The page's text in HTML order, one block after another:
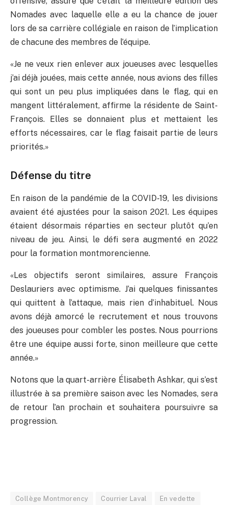
Nomades avec laquelle elle a eu la chance de jouer
lors de sa carrière collégiale en raison de l’implication
de chacune des membres de l’équipe.
«Je ne veux rien enlever aux joueuses avec lesquelles
j’ai déjà jouées, mais cette année, nous avions des filles
qui sont un peu plus impliquées dans le flag, qui en
mangent littéralement, affirme la résidente de Saint-
François. Elles se donnaient plus et mettaient les
efforts nécessaires, car le flag faisait partie de leurs
priorités.»
Défense du titre
En raison de la pandémie de la COVID-19, les divisions
avaient été ajustées pour la saison 2021. Les équipes
étaient désormais réparties en secteur plutôt qu’en
niveau de jeu. Ainsi, le défi sera augmenté en 2022
pour la formation montmorencienne.
«Les objectifs seront similaires, assure François
Deslauriers avec optimisme. J’ai quelques finissantes
qui quittent à l’attaque, mais rien d’inhabituel. Nous
avons déjà amorcé le recrutement et nous trouvons
des joueuses pour combler les postes. Nous pourrions
être une équipe aussi forte, sinon meilleure que cette
année.»
Notons que la quart-arrière Élisabeth Ashkar, qui s’est
illustrée à sa première saison avec les Nomades, sera
de retour l’an prochain et souhaitera poursuivre sa
progression.
Collège Montmorency Courrier Laval En vedette